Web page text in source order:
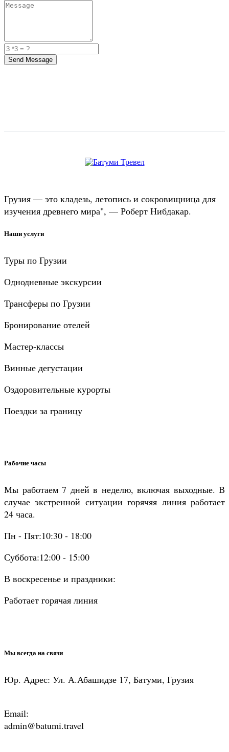
Send Message
Грузия — это кладезь, летопись и сокровищница для
изучения древнего мира", — Роберт Нибдакар.
Наши услуги
Туры по Грузии
Однодневные экскурсии
Трансферы по Грузии
Бронирование отелей
Мастер-классы
Винные дегустации
Оздоровительные курорты
Поездки за границу
Рабочие часы
Мы работаем 7 дней в неделю, включая выходные. В
случае экстренной ситуации горячяя линия работает
24 часа.
Пн - Пят:10:30 - 18:00
Суббота:12:00 - 15:00
В воскресенье и праздники:
Работает горячая линия
Мы всегда на связи
Юр. Адрес: Ул. А.Абашидзе 17, Батуми, Грузия
Email:
admin@batumi.travel